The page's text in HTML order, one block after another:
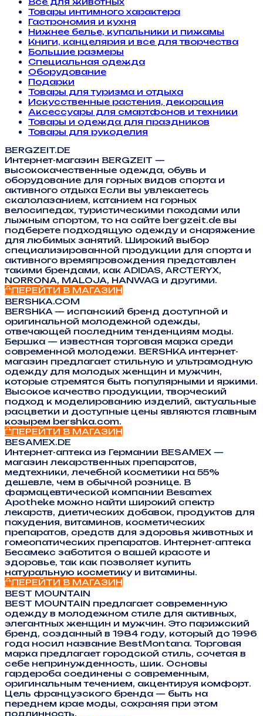
Товары интимного характера
Гастрономия и кухня
Нижнее белье, купальники и пижамы
Книги, канцелярия и все для творчества
Большие размеры
Специальная одежда
Оборудование
Подарки
Товары для туризма и отдыха
Искусственные растения, декорация
Аксессуары для смартфонов и техники
Товары и одежда для праздников
Товары для рукоделия
BERGZEIT.DE
Интернет-магазин BERGZEIT —
высококачественные одежда, обувь и
оборудование для горных видов спорта и
активного отдыха Если вы увлекаетесь
скалолазанием, катанием на горных
велосипедах, туристическими походами или
лыжным спортом, то на сайте bergzeit.de вы
подберете подходящую одежду и снаряжение
для любимых занятий. Широкий выбор
специализированной продукции для спорта и
активного времяпровождения представлен
такими брендами, как ADIDAS, ARCTERYX,
NORRONA, MALOJA, HANWAG и другими.
ПЕРЕЙТИ В МАГАЗИН
BERSHKA.COM
BERSHKA — испанский бренд доступной и
оригинальной молодежной одежды,
отвечающей последним тенденциям моды.
Бершка — известная торговая марка среди
современной молодежи. BERSHKA интернет-
магазин предлагает стильную и ультрамодную
одежду для молодых женщин и мужчин,
которые стремятся быть популярными и яркими.
Высокое качество продукции, творческий
подход к моделированию изделий, актуальные
расцветки и доступные цены являются главным
козырем bershka.com.
ПЕРЕЙТИ В МАГАЗИН
BESAMEX.DE
Интернет-аптека из Германии BESAMEX —
магазин лекарственных препаратов,
медтехники, лечебной косметики на 55%
дешевле, чем в обычной рознице. В
фармацевтической компании Besamex
Apotheke можно найти широкий спектр
лекарств, диетических добавок, продуктов для
похудения, витаминов, косметических
препаратов, средств для здоровья животных и
гомеопатических препаратов. Интернет-аптека
Бесамекс заботится о вашей красоте и
здоровье, так как позволяет купить
натуральную косметику и витамины.
ПЕРЕЙТИ В МАГАЗИН
BEST MOUNTAIN
BEST MOUNTAIN предлагает современную
одежду в молодежном стиле для активных,
элегантных женщин и мужчин. Это парижский
бренд, созданный в 1984 году, который до 1996
года носил название BestMontana. Торговая
марка предлагает городской стиль, сочетая в
себе непринужденность, шик. Основы
гардероба соединены с современным,
оригинальным течением, акцентируя комфорт.
Цель французского бренда — быть на
переднем крае моды, сохраняя при этом
подлинность.